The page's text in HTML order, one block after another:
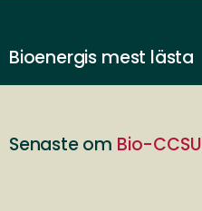
Bioenergis mest lästa
Senaste om Bio-CCSU